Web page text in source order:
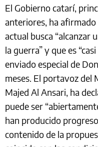
El Gobierno catarí,
anteriores, ha
actual busca “alcanzar
la guerra” y que es
enviado especial de
meses. El portavoz del
Majed Al Ansari, ha
puede ser
han producido
contenido de la